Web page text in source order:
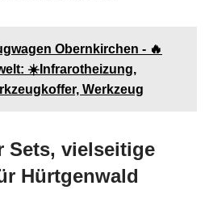
Obernkirchen - 🔥
☀️Infrarotheizung,
Werkzeug
Sets, vielseitige
Hürtgenwald